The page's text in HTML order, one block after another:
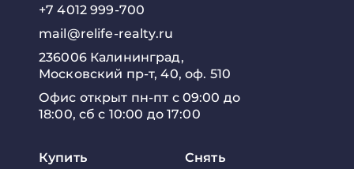
+7 4012 999-700
mail@relife-realty.ru
236006 Калининград,
Московский пр-т, 40, оф. 510
Офис открыт пн-пт с 09:00 до
18:00, сб с 10:00 до 17:00
Купить Снять